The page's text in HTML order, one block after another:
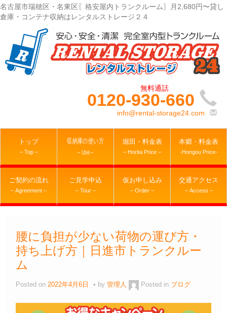
名古屋市瑞穂区・名東区〖格安屋内トランクルーム〗月2,680円〜貸し
倉庫・コンテナ収納はレンタルストレージ２４
0120-930-660
info@rental-storage24.com
トップ
– Top –
収納庫の使い方
– Use –
堀田・料金表
– Horita Price –
本郷・料金表
-Hongou Price-
ご契約の流れ
– Agreement –
ご見学申込
– Tour –
仮お申し込み
– Order –
交通アクセス
– Access –
腰に負担が少ない荷物の運び方・
持ち上げ方｜日進市トランクルー
ム
Posted on 2022年4月6日 by 管理人 Posted in ブログ